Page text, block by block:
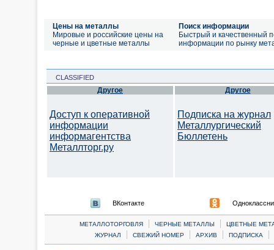
Цены на металлы
Мировые и российские цены на
черные и цветные металлы
Поиск информации
Быстрый и качественный
информации по рынку
CLASSIFIED
Другое
Доступ к оперативной
информации
информагентства
Металлторг.ру
Другое
Подписка на журнал
Металлургический
Бюллетень
ВКонтакте
МЕТАЛЛОТОРГОВЛЯ | ЧЕРНЫЕ МЕТАЛЛЫ |
ЦВЕТНЫЕ
ЖУРНАЛ
| СВЕЖИЙ НОМЕР | АРХИВ | ПОДПИСКА |